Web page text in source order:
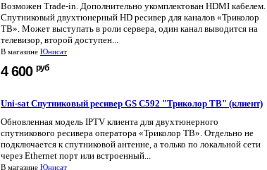
Возможен Trade-in. Дополнительно укомплектован HDMI кабелем.
Спутниковый двухтюнерный HD ресивер для каналов «Триколор
ТВ». Может выступать в роли сервера, один канал выводится на
телевизор, второй доступен...
В магазине Юнисат
4 600 руб
Uni-sat Спутниковый ресивер GS C592 "Триколор ТВ" (клиент)
Обновленная модель IPTV клиента для двухтюнерного
спутникового ресивера оператора «Триколор ТВ». Отдельно не
подключается к спутниковой антенне, а только по локальной сети
через Ethernet порт или встроенный...
В магазине Юнисат